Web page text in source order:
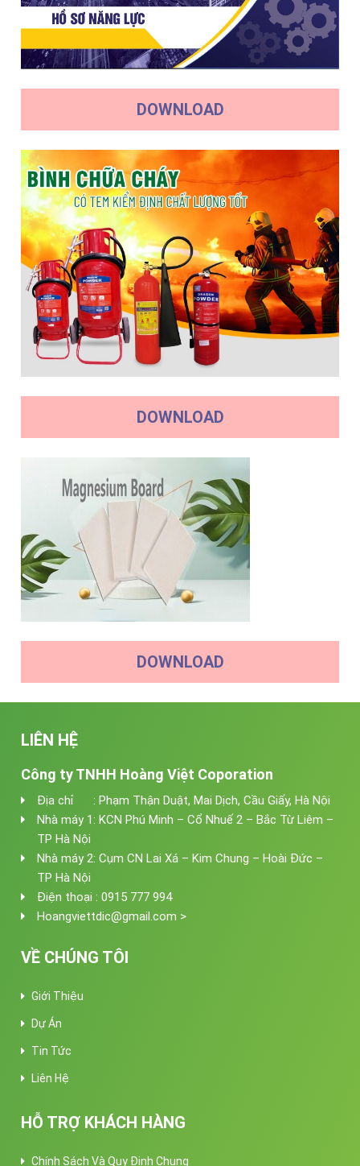
DOWNLOAD
DOWNLOAD
DOWNLOAD
LIÊN HỆ
Công ty TNHH Hoàng Việt Coporation
Địa chỉ : Phạm Thận Duật, Mai Dịch, Cầu Giấy, Hà Nội
Nhà máy 1: KCN Phú Minh – Cổ Nhuế 2 – Bắc Từ Liêm –
TP Hà Nội
Nhà máy 2: Cụm CN Lai Xá – Kim Chung – Hoài Đức –
TP Hà Nội
Điện thoại : 0915 777 994
Hoangviettdic@gmail.com >
VỀ CHÚNG TÔI
Giới Thiệu
Dự Án
Tin Tức
Liên Hệ
HỖ TRỢ KHÁCH HÀNG
Chính Sách Và Quy Định Chung